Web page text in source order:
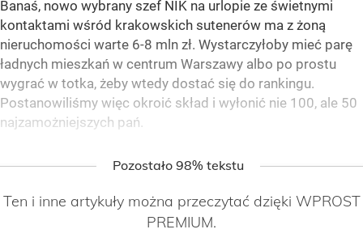
Banaś, nowo wybrany szef NIK na urlopie ze świetnymi
kontaktami wśród krakowskich sutenerów ma z żoną
nieruchomości warte 6-8 mln zł. Wystarczyłoby mieć parę
ładnych mieszkań w centrum Warszawy albo po prostu
wygrać w totka, żeby wtedy dostać się do rankingu.
Postanowiliśmy więc okroić skład i wyłonić nie 100, ale 50
najzamożniejszych pań.
Pozostało 98% tekstu
Ten i inne artykuły można przeczytać dzięki WPROST
PREMIUM.